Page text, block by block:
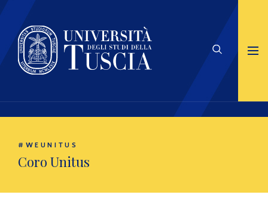
#WEUNITUS
Coro Unitus